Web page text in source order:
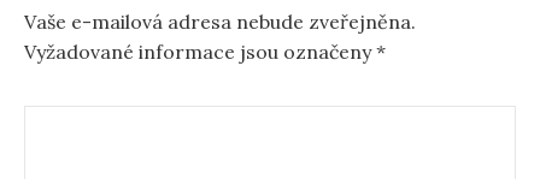
Vaše e-mailová adresa nebude zveřejněna.
Vyžadované informace jsou označeny*